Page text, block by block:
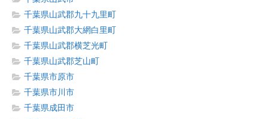
千葉県山武郡九十九里町
千葉県山武郡大網白里町
千葉県山武郡横芝光町
千葉県山武郡芝山町
千葉県市原市
千葉県市川市
千葉県成田市